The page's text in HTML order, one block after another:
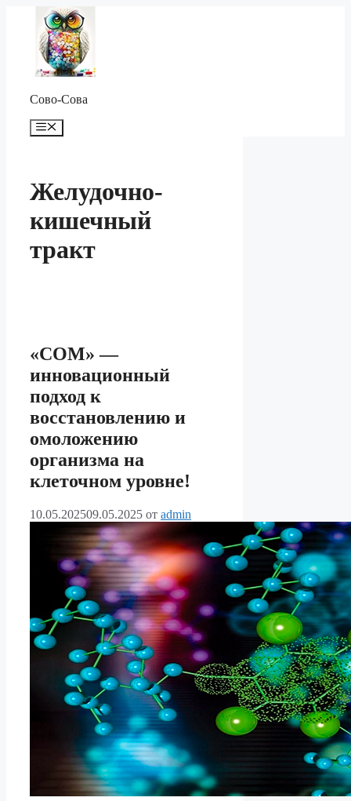
Перейти
содержимому
Сово-Сова
Меню
Желудочно-
кишечный
тракт
«СОМ» —
инновационный
подход к
восстановлению и
омоложению
организма на
клеточном уровне!
10.05.202509.05.2025 от admin